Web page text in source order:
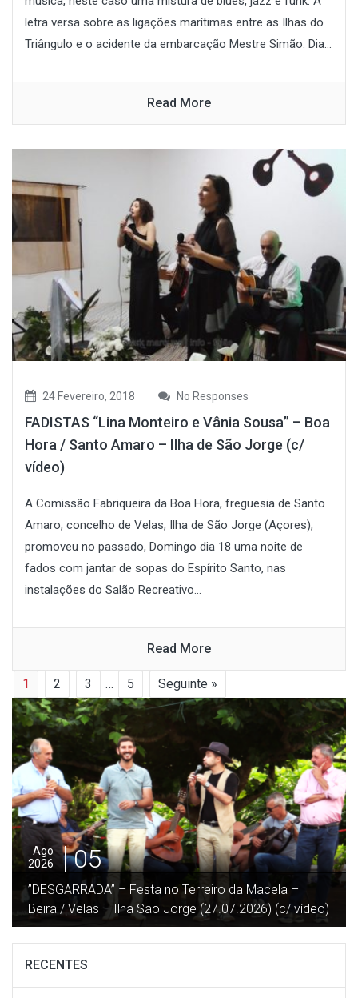
letra versa sobre as ligações marítimas entre as Ilhas do
Triângulo e o acidente da embarcação Mestre Simão. Dia...
Read More
24 Fevereiro, 2018 No Responses
FADISTAS “Lina Monteiro e Vânia Sousa” – Boa
Hora / Santo Amaro – Ilha de São Jorge (c/
vídeo)
A Comissão Fabriqueira da Boa Hora, freguesia de Santo
Amaro, concelho de Velas, Ilha de São Jorge (Açores),
promoveu no passado, Domingo dia 18 uma noite de
fados com jantar de sopas do Espírito Santo, nas
instalações do Salão Recreativo...
Read More
1 2 3 … 5 Seguinte »
Ago
2026
04
“Procissão em honra de Nª Srª das Neves” – Norte
Grande – Ilha de São Jorge (02.08.2026) (c/ vídeo)
RECENTES